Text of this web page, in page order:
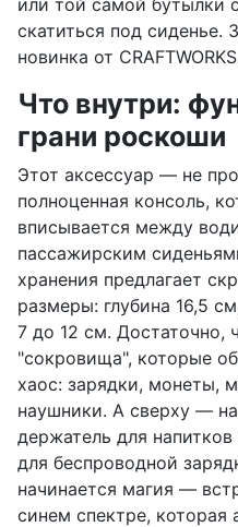
скатиться под сиденье.
новинка от
Что внутри:
грани роскоши
Этот аксессуар — не
полноценная консоль,
вписывается между
пассажирским
хранения предлагает
размеры: глубина 16,5
7 до 12 см. Достаточно,
"сокровища", которые
хаос: зарядки, монеты,
наушники. А сверху —
держатель для
для беспроводной
начинается магия —
синем спектре, которая